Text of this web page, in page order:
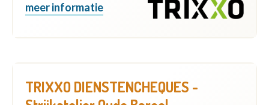
meer informatie
TRIXXO DIENSTENCHEQUES -